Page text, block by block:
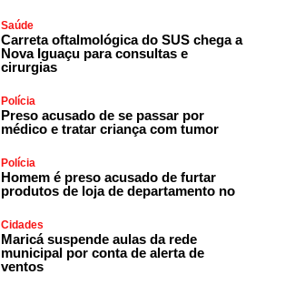
Saúde
Carreta oftalmológica do SUS chega a
Nova Iguaçu para consultas e
cirurgias
Polícia
Preso acusado de se passar por
médico e tratar criança com tumor
Polícia
Homem é preso acusado de furtar
produtos de loja de departamento no
Cidades
Maricá suspende aulas da rede
municipal por conta de alerta de
ventos